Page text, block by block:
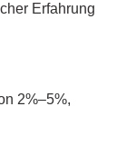
Erfahrung
2%–5%,